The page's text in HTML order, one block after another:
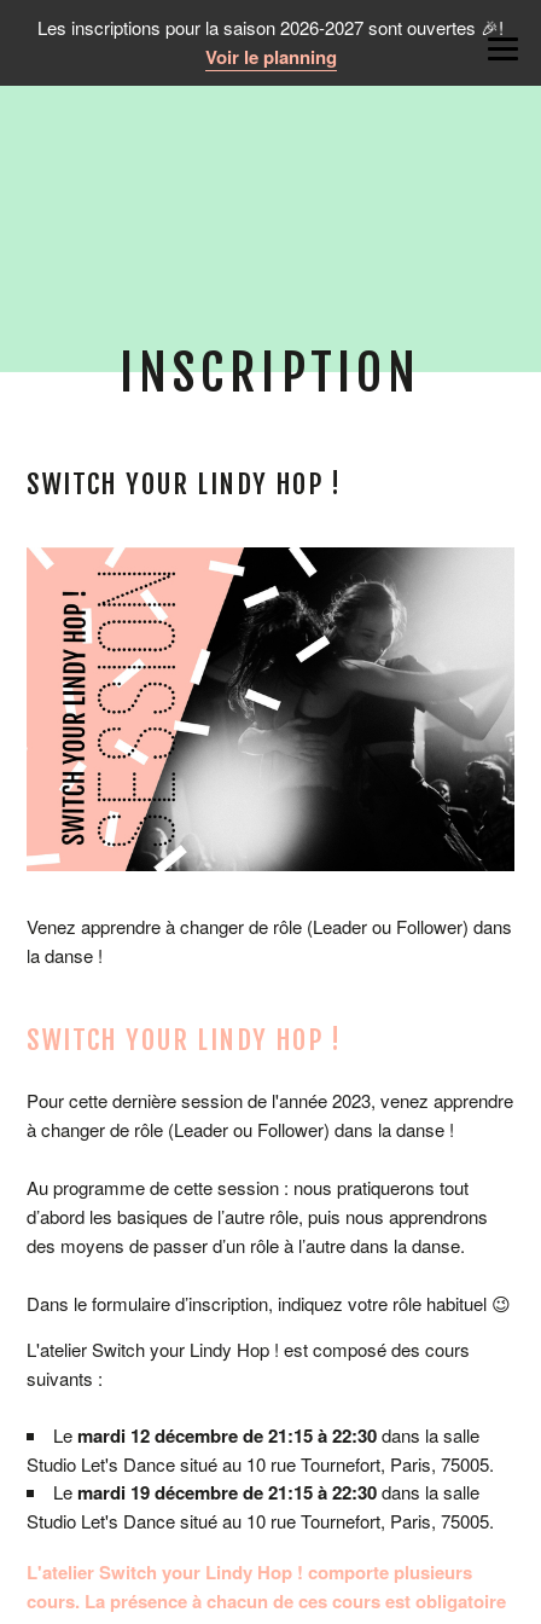
Les inscriptions pour la saison 2026-2027 sont ouvertes 🎉!
Voir le planning
INSCRIPTION
SWITCH YOUR LINDY HOP !
Venez apprendre à changer de rôle (Leader ou Follower) dans
la danse !
SWITCH YOUR LINDY HOP !
Pour cette dernière session de l'année 2023, venez apprendre
à changer de rôle (Leader ou Follower) dans la danse !
Au programme de cette session : nous pratiquerons tout
d’abord les basiques de l’autre rôle, puis nous apprendrons
des moyens de passer d’un rôle à l’autre dans la danse.
Dans le formulaire d’inscription, indiquez votre rôle habituel 😉
L'atelier Switch your Lindy Hop ! est composé des cours
suivants :
Lemardi 12 décembre de 21:15 à 22:30dans la salle
Studio Let's Dance situé au 10 rue Tournefort, Paris, 75005.
Lemardi 19 décembre de 21:15 à 22:30dans la salle
Studio Let's Dance situé au 10 rue Tournefort, Paris, 75005.
L'atelier Switch your Lindy Hop ! comporte plusieurs
cours. La présence à chacun de ces cours est obligatoire